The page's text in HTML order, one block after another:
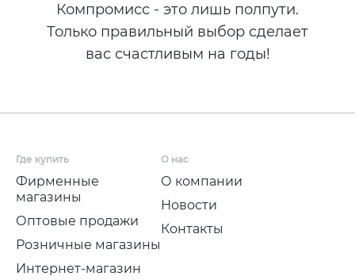
Компромисс - это лишь полпути.
Только правильный выбор сделает
вас счастливым на годы!
Где купить
Фирменные
магазины
Оптовые продажи
Розничные магазины
Интернет-магазин
О нас
О компании
Новости
Контакты